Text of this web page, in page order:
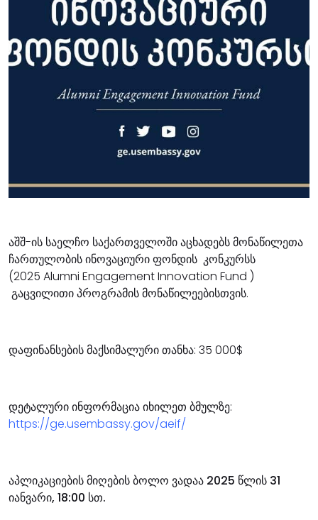
აშშ-ის საელჩო საქართველოში აცხადებს მონაწილეთა
ჩართულობის ინოვაციური ფონდის კონკურსს
(2025 Alumni Engagement Innovation Fund )
გაცვილითი პროგრამის მონაწილეებისთვის.
დაფინანსების მაქსიმალური თანხა: 35 000$
დეტალური ინფორმაცია იხილეთ ბმულზე:
https://ge.usembassy.gov/aeif/
აპლიკაციების მიღების ბოლო ვადაა 2025 წლის 31
იანვარი, 18:00 სთ.